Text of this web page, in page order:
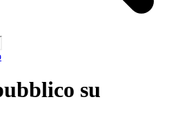
su